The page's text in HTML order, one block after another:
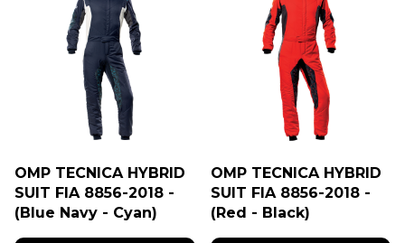
OMP TECNICA HYBRID
SUIT FIA 8856-2018 -
(Blue Navy - Cyan)
OMP TECNICA HYBRID
SUIT FIA 8856-2018 -
(Red - Black)